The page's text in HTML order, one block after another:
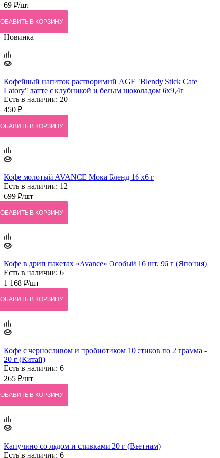
69 ₽/шт
В КОРЗИНУ
Новинка
Кофейный напиток растворимый AGF "Blendy Stick Cafe
Latory" латте с клубникой и белым шоколадом 6х9,4г
Есть в наличии: 20
450 ₽
В КОРЗИНУ
Кофе молотый AVANCE Мока Бленд 16 х6 г
Есть в наличии: 12
699 ₽/шт
В КОРЗИНУ
Кофе в дрип пакетах «Avance» Особый 16 шт. 96 г (Япония)
Есть в наличии: 6
1 168 ₽/шт
В КОРЗИНУ
Кофе с черносливом и пробиотиком 10 стиков по 2 грамма -
20 г (Китай)
Есть в наличии: 6
265 ₽/шт
В КОРЗИНУ
Капучино со льдом и сливками 20 г (Вьетнам)
Есть в наличии: 6